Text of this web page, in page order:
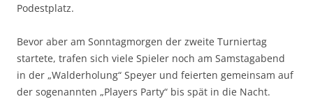
Podestplatz.
Bevor aber am Sonntagmorgen der zweite Turniertag
startete, trafen sich viele Spieler noch am Samstagabend
in der „Walderholung“ Speyer und feierten gemeinsam auf
der sogenannten „Players Party“ bis spät in die Nacht.